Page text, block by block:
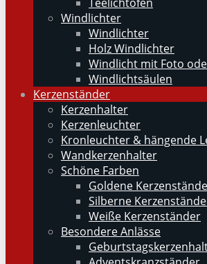
Windlichter
Windlichter
Holz Windlichter
Windlicht mit Foto
Windlichtsäulen
Kerzenständer
Kerzenhalter
Kerzenleuchter
Kronleuchter & hängende
Wandkerzenhalter
Schöne Farben
Goldene
Silberne
Weiße Kerzenständer
Besondere Anlässe